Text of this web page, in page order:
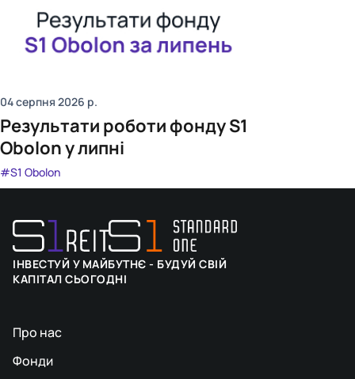
04 серпня 2026 р.
Результати роботи фонду S1
Obolon у липні
#S1 Obolon
ІНВЕСТУЙ У МАЙБУТНЄ - БУДУЙ СВІЙ
КАПІТАЛ СЬОГОДНІ
Про нас
Фонди